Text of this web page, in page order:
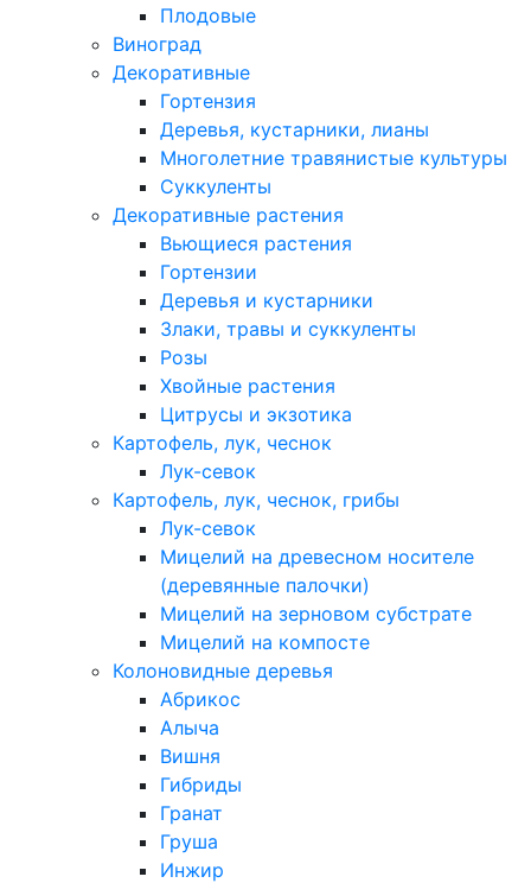
Плодовые
Виноград
Декоративные
Гортензия
Деревья, кустарники, лианы
Многолетние травянистые культуры
Суккуленты
Декоративные растения
Вьющиеся растения
Гортензии
Деревья и кустарники
Злаки, травы и суккуленты
Розы
Хвойные растения
Цитрусы и экзотика
Картофель, лук, чеснок
Лук-севок
Картофель, лук, чеснок, грибы
Лук-севок
Мицелий на древесном носителе
(деревянные палочки)
Мицелий на зерновом субстрате
Мицелий на компосте
Колоновидные деревья
Абрикос
Алыча
Вишня
Гибриды
Гранат
Груша
Инжир